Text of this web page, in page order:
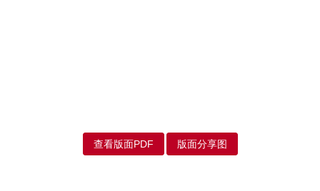
查看版面PDF 版面分享图